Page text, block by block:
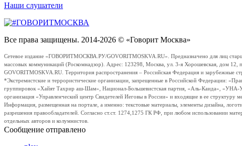
Наши слушатели
Все права защищены. 2014-2026 © «Говорит Москва»
Сетевое издание «ГОВОРИТМОСКВА.РУ/GOVORITMOSKVA.RU». Предназначено для лиц
массовых коммуникаций (Роскомнадзор). Адрес: 123298, Москва, ул. 3-я Хорошевская, дом
GOVORITMOSKVA.RU. Территория распространения – Российская Федерация и зарубежные
*Экстремистские и террористические организации, запрещенные в Российской Федерации:
группировок «Хайят Тахрир аш-Шам», Национал-Большевистская партия, «Аль-Каида»,
организация «Управленческий центр Свидетелей Иеговы в России» и входящие в ее структуру
Информация, размещенная на портале, а именно: текстовые материалы, элементы дизайна,
разрешения правообладателей. Согласно ст.ст. 1274,1275 ГК РФ, при любом использовании
отдельных авторов и колумнистов.
Сообщение отправлено